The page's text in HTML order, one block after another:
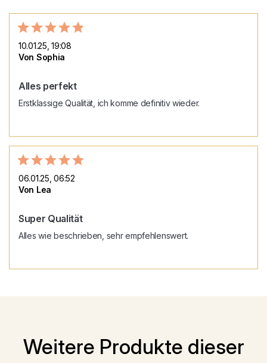
10.01.25, 19:08
Von Sophia
Alles perfekt
Erstklassige Qualität, ich komme definitiv wieder.
06.01.25, 06:52
Von Lea
Super Qualität
Alles wie beschrieben, sehr empfehlenswert.
Weitere Produkte dieser